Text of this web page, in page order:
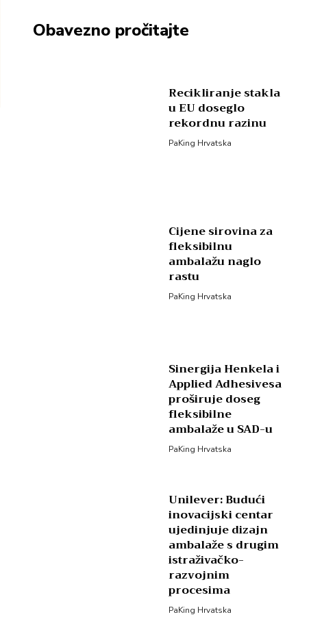
Obavezno pročitajte
Recikliranje stakla
u EU doseglo
rekordnu razinu
PaKing Hrvatska
Cijene sirovina za
fleksibilnu
ambalažu naglo
rastu
PaKing Hrvatska
Sinergija Henkela i
Applied Adhesivesa
proširuje doseg
fleksibilne
ambalaže u SAD-u
PaKing Hrvatska
Unilever: Budući
inovacijski centar
ujedinjuje dizajn
ambalaže s drugim
istraživačko-
razvojnim
procesima
PaKing Hrvatska